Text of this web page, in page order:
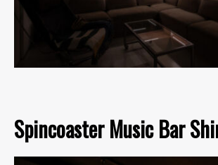
Spincoaster Music Bar